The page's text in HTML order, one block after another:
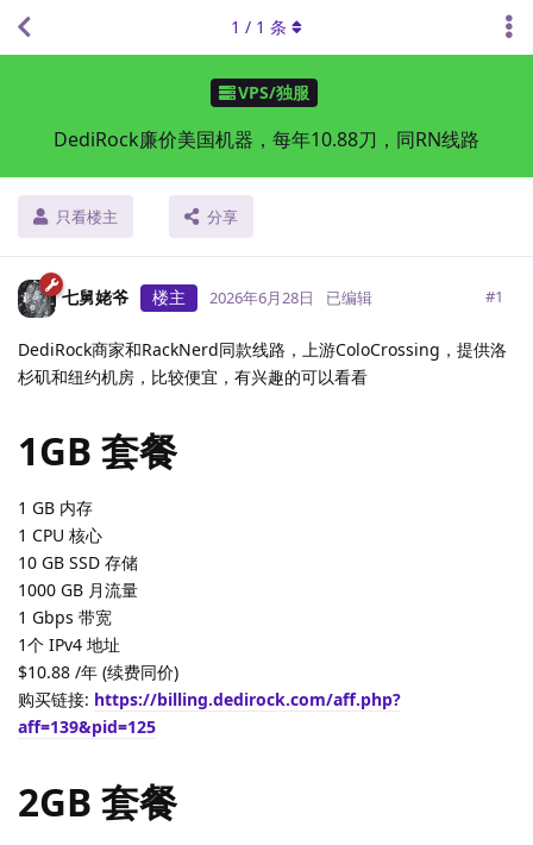
VPS/独服
DediRock廉价美国机器，每年10.88刀，同RN线路
只看楼主 分享
1 / 1 条
七舅姥爷 楼主 2026年6月28日 已编辑 #1
DediRock商家和RackNerd同款线路，上游ColoCrossing，提供洛
杉矶和纽约机房，比较便宜，有兴趣的可以看看
1GB 套餐
1 GB 内存
1 CPU 核心
10 GB SSD 存储
1000 GB 月流量
1 Gbps 带宽
1个 IPv4 地址
$10.88 /年 (续费同价)
购买链接: https://billing.dedirock.com/aff.php?
aff=139&pid=125
2GB 套餐